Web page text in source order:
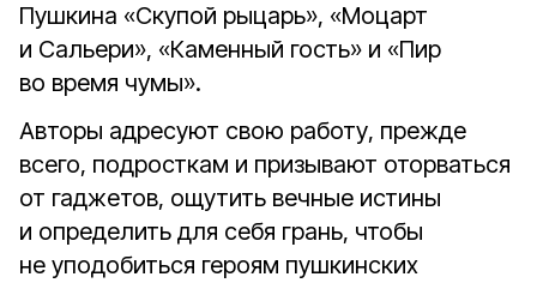
Пушкина «Скупой рыцарь», «Моцарт
и Сальери», «Каменный гость» и «Пир
во время чумы».
Авторы адресуют свою работу, прежде
всего, подросткам и призывают оторваться
от гаджетов, ощутить вечные истины
и определить для себя грань, чтобы
не уподобиться героям пушкинских